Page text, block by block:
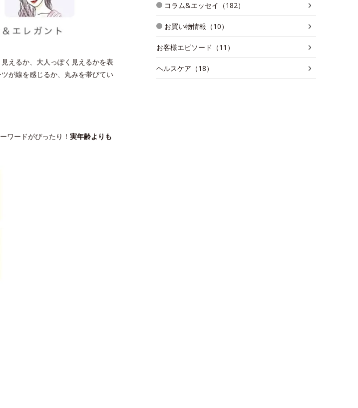
えるか、大人っぽく見えるかを表
が線を感じるか、丸みを帯びてい
ワードがぴったり！ 実年齢よりも
コラム&エッセイ（182）
お買い物情報（10）
お客様エピソード（11）
ヘルスケア（18）